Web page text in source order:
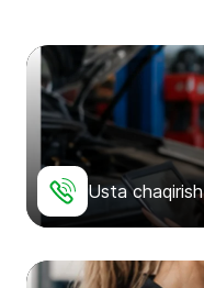
Usta chaqirish